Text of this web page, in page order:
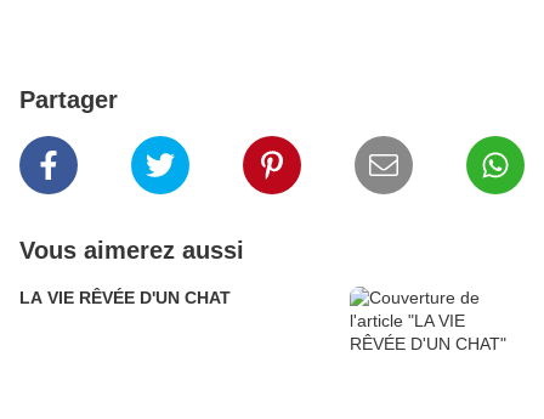
Partager
Vous aimerez aussi
LA VIE RÊVÉE D'UN CHAT